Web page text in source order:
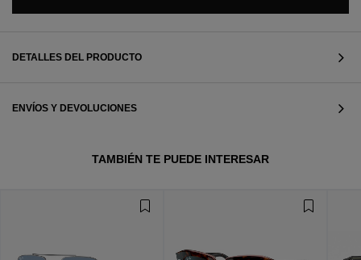
DETALLES DEL PRODUCTO
ENVÍOS Y DEVOLUCIONES
TAMBIÉN TE PUEDE INTERESAR